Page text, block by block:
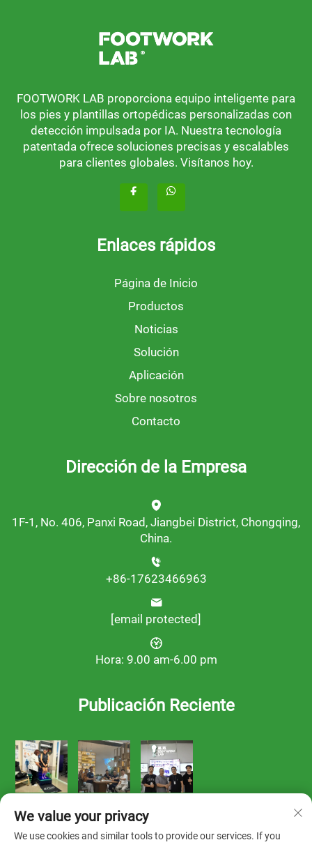
FOOTWORK LAB proporciona equipo inteligente para
los pies y plantillas ortopédicas personalizadas con
detección impulsada por IA. Nuestra tecnología
patentada ofrece soluciones precisas y escalables
para clientes globales. Visítanos hoy.
Enlaces rápidos
Página de Inicio
Productos
Noticias
Solución
Aplicación
Sobre nosotros
Contacto
Dirección de la Empresa
1F-1, No. 406, Panxi Road, Jiangbei District, Chongqing,
China.
+86-17623466963
[email protected]
Hora: 9.00 am-6.00 pm
Publicación Reciente
We value your privacy
We use cookies and similar tools to provide our services. If you